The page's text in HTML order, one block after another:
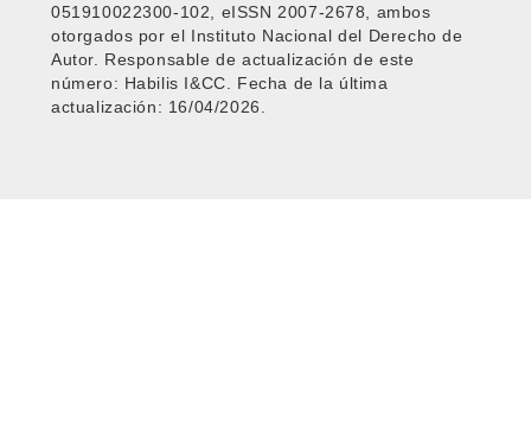
051910022300-102, eISSN 2007-2678, ambos
otorgados por el Instituto Nacional del Derecho de
Autor. Responsable de actualización de este
número: Habilis I&CC. Fecha de la última
actualización: 16/04/2026.